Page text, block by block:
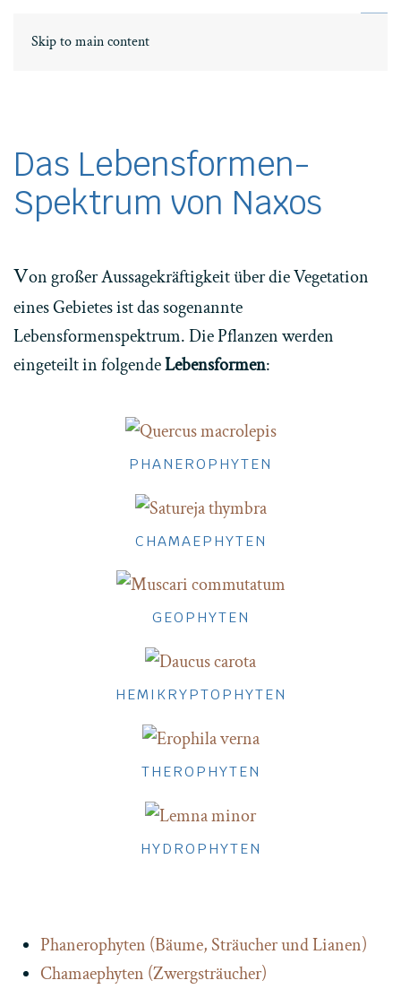
Skip to main content
Das Lebensformen-
Spektrum von Naxos
Von großer Aussagekräftigkeit über die Vegetation
eines Gebietes ist das sogenannte
Lebensformenspektrum. Die Pflanzen werden
eingeteilt in folgendeLebensformen:
PHANEROPHYTEN
CHAMAEPHYTEN
GEOPHYTEN
HEMIKRYPTOPHYTEN
THEROPHYTEN
HYDROPHYTEN
Phanerophyten (Bäume, Sträucher und Lianen)
Chamaephyten (Zwergsträucher)